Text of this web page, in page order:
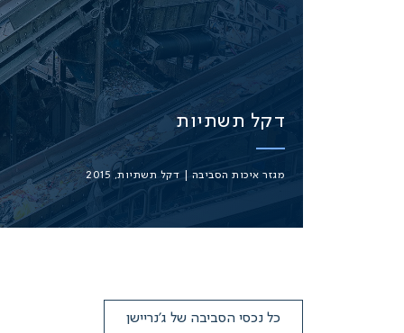
דקל תשתיות
מגזר איכות הסביבה | דקל תשתיות, 2015
כל נכסי הסביבה של ג’נריישן